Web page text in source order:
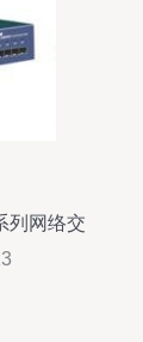
列网络交